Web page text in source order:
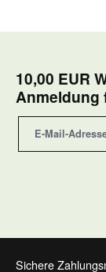
10,00 EUR
Anmeldung
Sichere